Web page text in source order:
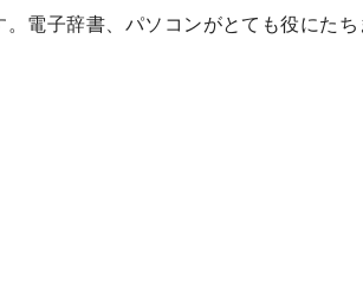
電子辞書、パソコンがとても役にたち